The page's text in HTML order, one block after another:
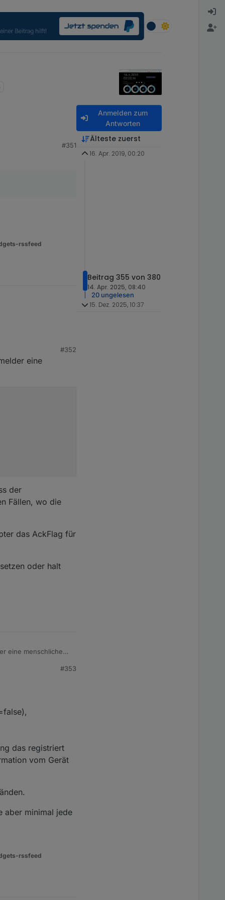
alte Schreibweise
#351
rssfeed
#352
eine
der
Fällen, wo die
das AckFlag für
oder halt
eine menschliche
nicht startet.
AckFlag für .state
oder halt nicht zu
#353
das registriert
vom Gerät
aber minimal jede
rssfeed
Anmelden zum
Antworten
Älteste zuerst
16. Apr. 2019, 00:20
Beitrag 355 von 380
14. Apr. 2025, 08:40
20 ungelesen
15. Dez. 2025, 10:37